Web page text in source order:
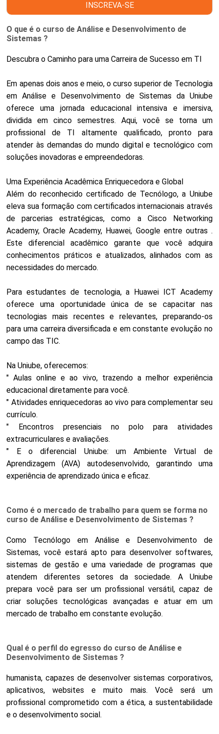
INSCREVA-SE
O que é o curso de Análise e Desenvolvimento de
Sistemas ?
Descubra o Caminho para uma Carreira de Sucesso em TI
Em apenas dois anos e meio, o curso superior de Tecnologia
em Análise e Desenvolvimento de Sistemas da Uniube
oferece uma jornada educacional intensiva e imersiva,
dividida em cinco semestres. Aqui, você se torna um
profissional de TI altamente qualificado, pronto para
atender às demandas do mundo digital e tecnológico com
soluções inovadoras e empreendedoras.
Uma Experiência Acadêmica Enriquecedora e Global
Além do reconhecido certificado de Tecnólogo, a Uniube
eleva sua formação com certificados internacionais através
de parcerias estratégicas, como a Cisco Networking
Academy, Oracle Academy, Huawei, Google entre outras .
Este diferencial acadêmico garante que você adquira
conhecimentos práticos e atualizados, alinhados com as
necessidades do mercado.
Para estudantes de tecnologia, a Huawei ICT Academy
oferece uma oportunidade única de se capacitar nas
tecnologias mais recentes e relevantes, preparando-os
para uma carreira diversificada e em constante evolução no
campo das TIC.
Na Uniube, oferecemos:
" Aulas online e ao vivo, trazendo a melhor experiência
educacional diretamente para você.
" Atividades enriquecedoras ao vivo para complementar seu
currículo.
" Encontros presenciais no polo para atividades
extracurriculares e avaliações.
" E o diferencial Uniube: um Ambiente Virtual de
Aprendizagem (AVA) autodesenvolvido, garantindo uma
experiência de aprendizado única e eficaz.
Como é o mercado de trabalho para quem se forma no
curso de Análise e Desenvolvimento de Sistemas ?
Como Tecnólogo em Análise e Desenvolvimento de
Sistemas, você estará apto para desenvolver softwares,
sistemas de gestão e uma variedade de programas que
atendem diferentes setores da sociedade. A Uniube
prepara você para ser um profissional versátil, capaz de
criar soluções tecnológicas avançadas e atuar em um
mercado de trabalho em constante evolução.
Qual é o perfil do egresso do curso de Análise e
Desenvolvimento de Sistemas ?
humanista, capazes de desenvolver sistemas corporativos,
aplicativos, websites e muito mais. Você será um
profissional comprometido com a ética, a sustentabilidade
e o desenvolvimento social.